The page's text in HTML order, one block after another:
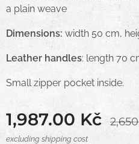
a plain weave
Dimensions: width 50 cm,
Leather handles: length 70
Small zipper pocket inside.
1,987.00 Kč
excluding shipping cost